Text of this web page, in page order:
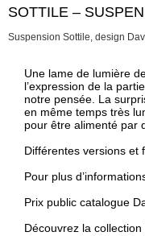
SOTTILE –
Suspension Sottile, design
Description
Une lame de lumière
l’expression de la
notre pensée. La
en même temps très
pour être alimenté par
Différentes versions et
Pour plus
Prix public catalogue
Découvrez la